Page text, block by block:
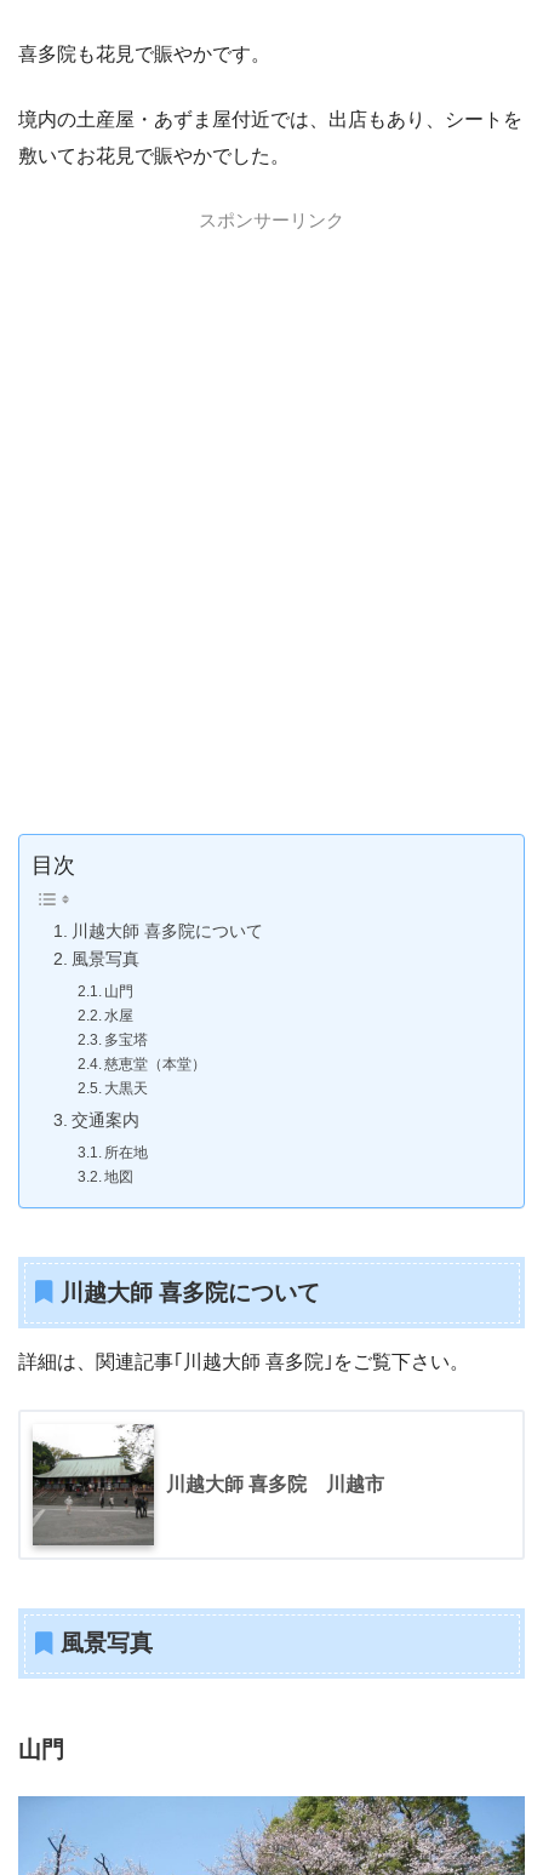
喜多院も花見で賑やかです。
境内の土産屋・あずま屋付近では、出店もあり、シートを
敷いてお花見で賑やかでした。
スポンサーリンク
目次
川越大師 喜多院について
風景写真
山門
水屋
多宝塔
慈恵堂（本堂）
大黒天
交通案内
所在地
地図
川越大師 喜多院について
詳細は、関連記事｢川越大師 喜多院｣をご覧下さい。
川越大師 喜多院 川越市
風景写真
山門